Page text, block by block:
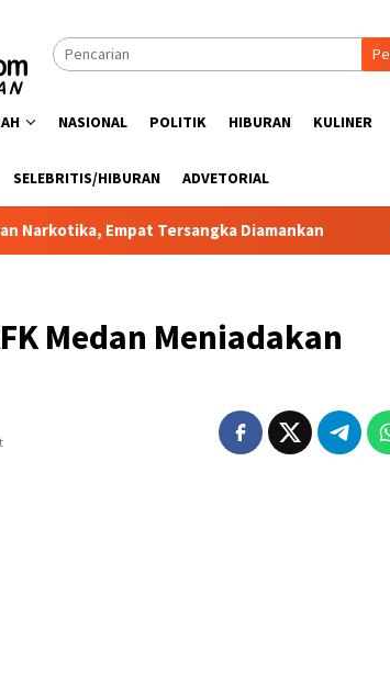
NASIONAL POLITIK HIBURAN KULINER
SELEBRITIS/HIBURAN ADVETORIAL
Tersangka Diamankan Satgas PRR
Medan Meniadakan